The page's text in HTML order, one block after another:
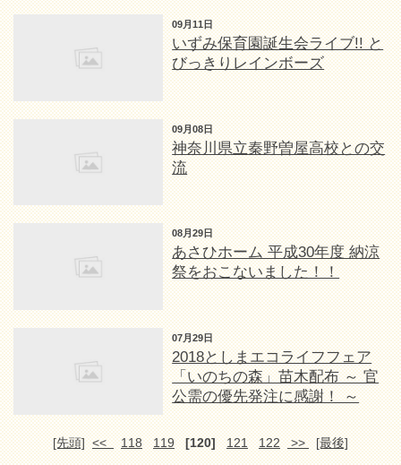
09月11日
いずみ保育園誕生会ライブ!! と
びっきりレインボーズ
09月08日
神奈川県立秦野曽屋高校との交
流
08月29日
あさひホーム 平成30年度 納涼
祭をおこないました！！
07月29日
2018としまエコライフフェア
「いのちの森」苗木配布 ～ 官
公需の優先発注に感謝！ ～
[先頭] << 118 119 [120] 121 122 >> [最後]